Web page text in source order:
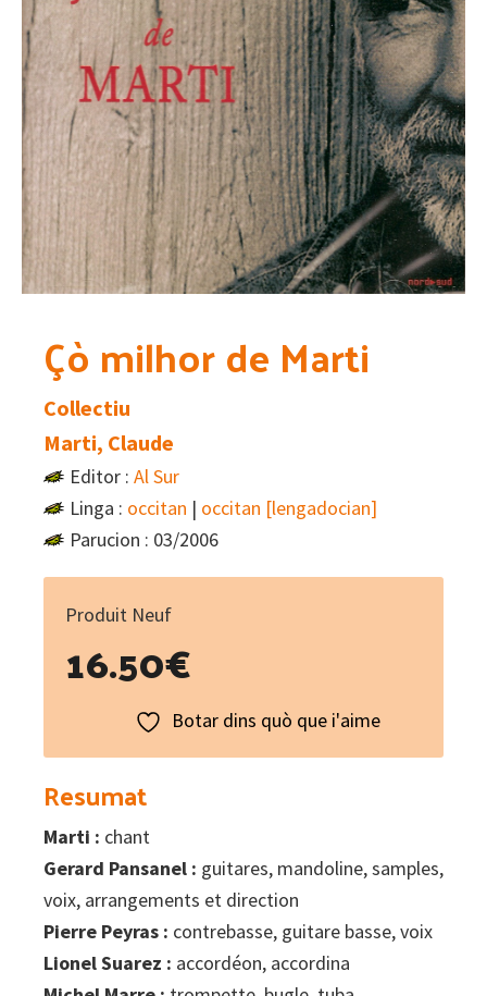
Çò milhor de Marti
Collectiu
Marti, Claude
Editor : Al Sur
Linga : occitan | occitan [lengadocian]
Parucion : 03/2006
Produit Neuf
16.50€
Botar dins quò que i'aime
Resumat
Marti : chant
Gerard Pansanel : guitares, mandoline, samples,
voix, arrangements et direction
Pierre Peyras : contrebasse, guitare basse, voix
Lionel Suarez : accordéon, accordina